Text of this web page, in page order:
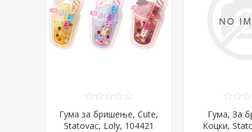
Гума за бришење, Cute,
Statovac, Loly, 104421
Гума, За
Коцки,